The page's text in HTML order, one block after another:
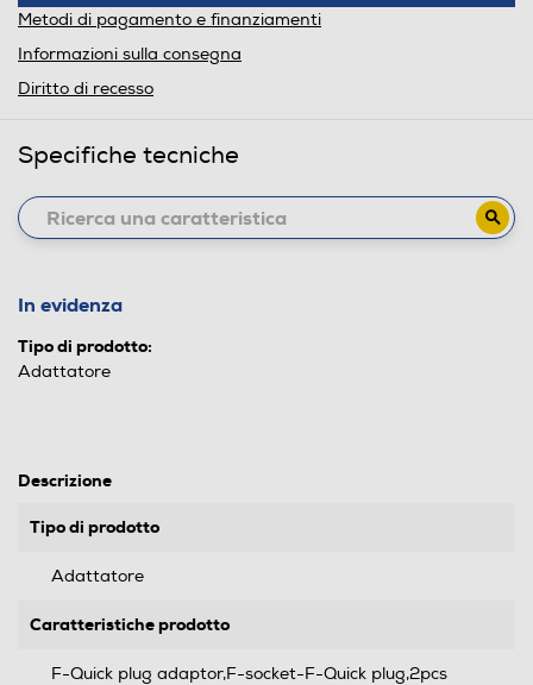
Metodi di pagamento e finanziamenti
Informazioni sulla consegna
Diritto di recesso
Specifiche tecniche
In evidenza
Tipo di prodotto:
Adattatore
Descrizione
Tipo di prodotto
Adattatore
Caratteristiche prodotto
F-Quick plug adaptor,F-socket-F-Quick plug,2pcs